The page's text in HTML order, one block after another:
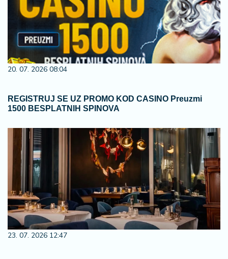
20. 07. 2026 08:04
REGISTRUJ SE UZ PROMO KOD CASINO Preuzmi
1500 BESPLATNIH SPINOVA
23. 07. 2026 12:47